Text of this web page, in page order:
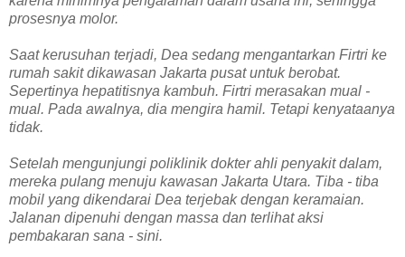
prosesnya molor.
Saat kerusuhan terjadi, Dea sedang mengantarkan Firtri ke
rumah sakit dikawasan Jakarta pusat untuk berobat.
Sepertinya hepatitisnya kambuh. Firtri merasakan mual -
mual. Pada awalnya, dia mengira hamil. Tetapi kenyataanya
tidak.
Setelah mengunjungi poliklinik dokter ahli penyakit dalam,
mereka pulang menuju kawasan Jakarta Utara. Tiba - tiba
mobil yang dikendarai Dea terjebak dengan keramaian.
Jalanan dipenuhi dengan massa dan terlihat aksi
pembakaran sana - sini.